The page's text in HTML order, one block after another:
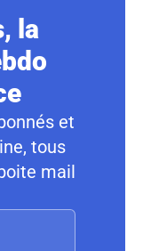
la
et
tous
mail